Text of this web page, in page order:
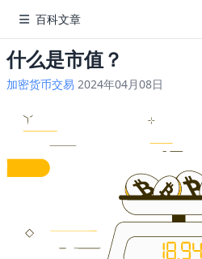
百科文章
什么是市值？
加密货币交易 2024年04月08日